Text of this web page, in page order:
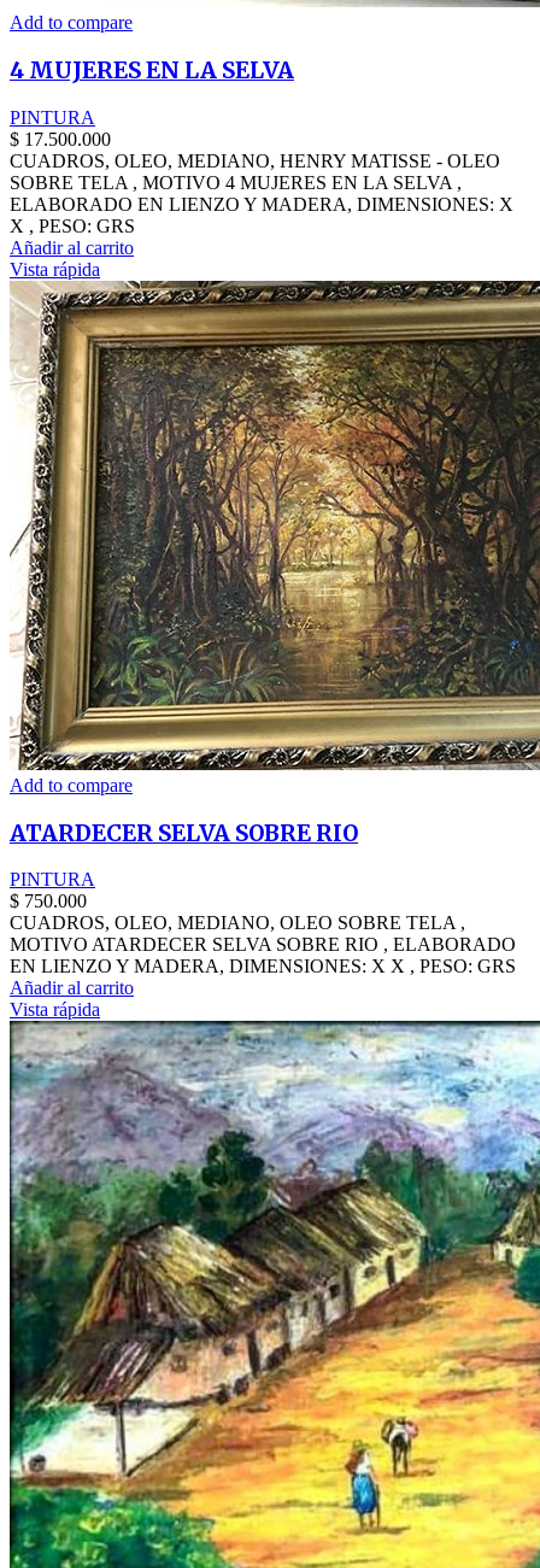
Add to compare
4 MUJERES EN LA SELVA
PINTURA
$ 17.500.000
CUADROS, OLEO, MEDIANO, HENRY MATISSE - OLEO
SOBRE TELA , MOTIVO 4 MUJERES EN LA SELVA ,
ELABORADO EN LIENZO Y MADERA, DIMENSIONES: X
X , PESO: GRS
Añadir al carrito
Vista rápida
Add to compare
ATARDECER SELVA SOBRE RIO
PINTURA
$ 750.000
CUADROS, OLEO, MEDIANO, OLEO SOBRE TELA ,
MOTIVO ATARDECER SELVA SOBRE RIO , ELABORADO
EN LIENZO Y MADERA, DIMENSIONES: X X , PESO: GRS
Añadir al carrito
Vista rápida